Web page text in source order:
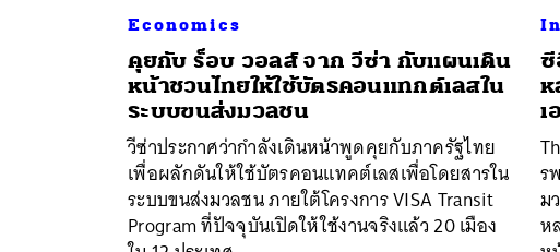
Economics
คุยกับ ร็อบ วอลส์ จาก วีซ่า กับแผนเดิน
หน้าชวนไทยให้ใช้บัตรคอนแทกต์เลสใน
ระบบขนส่งมวลชน
วีซ่าประกาศว่ากำลังเดินหน้าพูดคุยกับภาครัฐไทย
เพื่อผลักดันให้ใช้บัตรคอนแทคต์เลสเพื่อโดยสารใน
ระบบขนส่งมวลชน ภายใต้โครงการ VISA Transit
Program ที่ปัจจุบันเปิดให้ใช้งานจริงแล้ว 20 เมือง
ซี
ห
เ
ร
ม
ห
ค้นหา